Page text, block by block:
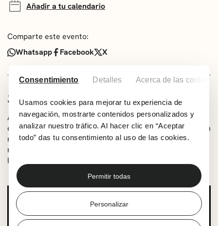
Consentimiento Detalles Acerca de las cookies
Usamos cookies para mejorar tu experiencia de
navegación, mostrarte contenidos personalizados y
analizar nuestro tráfico. Al hacer clic en “Aceptar
todo” das tu consentimiento al uso de las cookies.
Permitir todas
Personalizar
Añadir a tu calendario
Comparte este evento:
Whatsapp
Facebook X
SOBRE EL ARTISTA
Ante un espejo social cada vez más demandante, la única
estrategia posible parece ser la de brillar cada noche con
más intensidad todavía. El precio de tanto consumo es el
mismo que el que pagan las polillas por volar cerca de la
luz: la posibilidad de arder en un burnout espontáneo.